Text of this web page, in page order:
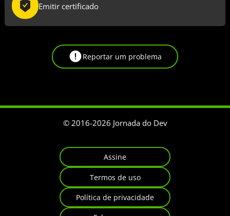
Emitir certificado
Reportar um problema
© 2016-2026 Jornada do Dev
Assine
Termos de uso
Política de privacidade